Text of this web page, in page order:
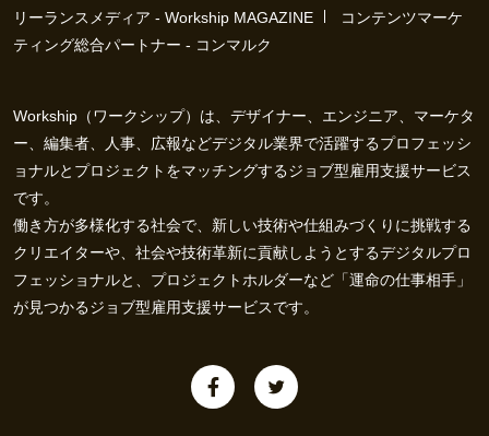
リーランスメディア - Workship MAGAZINE
コンテンツマーケ
ティング総合パートナー - コンマルク
Workship（ワークシップ）は、デザイナー、エンジニア、マーケタ
ー、編集者、人事、広報などデジタル業界で活躍するプロフェッシ
ョナルとプロジェクトをマッチングするジョブ型雇用支援サービス
です。
働き方が多様化する社会で、新しい技術や仕組みづくりに挑戦する
クリエイターや、社会や技術革新に貢献しようとするデジタルプロ
フェッショナルと、プロジェクトホルダーなど「運命の仕事相手」
が見つかるジョブ型雇用支援サービスです。